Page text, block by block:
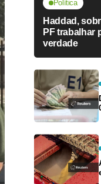
Política
Haddad,
PF trabalhar
verdade